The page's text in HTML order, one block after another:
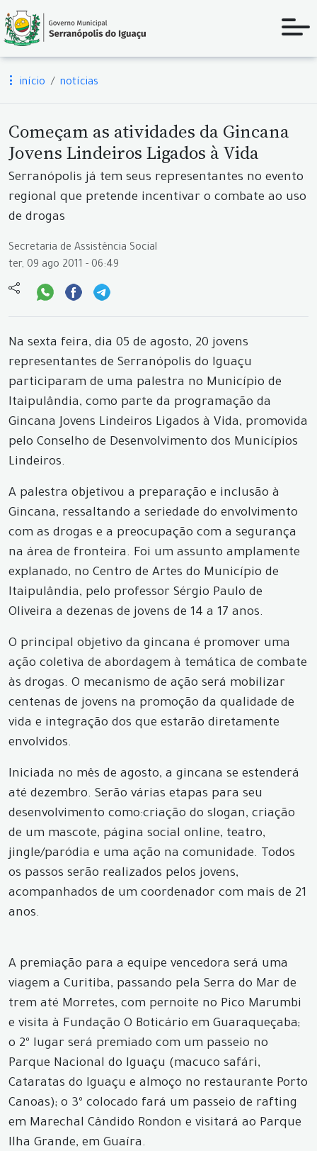
início notícias
Começam as atividades da Gincana
Jovens Lindeiros Ligados à Vida
Serranópolis já tem seus representantes no evento
regional que pretende incentivar o combate ao uso
de drogas
Secretaria de Assistência Social
ter, 09 ago 2011 - 06:49
Na sexta feira, dia 05 de agosto, 20 jovens
representantes de Serranópolis do Iguaçu
participaram de uma palestra no Município de
Itaipulândia, como parte da programação da
Gincana Jovens Lindeiros Ligados à Vida, promovida
pelo Conselho de Desenvolvimento dos Municípios
Lindeiros.
A palestra objetivou a preparação e inclusão à
Gincana, ressaltando a seriedade do envolvimento
com as drogas e a preocupação com a segurança
na área de fronteira. Foi um assunto amplamente
explanado, no Centro de Artes do Município de
Itaipulândia, pelo professor Sérgio Paulo de
Oliveira a dezenas de jovens de 14 a 17 anos.
O principal objetivo da gincana é promover uma
ação coletiva de abordagem à temática de combate
às drogas. O mecanismo de ação será mobilizar
centenas de jovens na promoção da qualidade de
vida e integração dos que estarão diretamente
envolvidos.
Iniciada no mês de agosto, a gincana se estenderá
até dezembro. Serão várias etapas para seu
desenvolvimento como:criação do slogan, criação
de um mascote, página social online, teatro,
jingle/paródia e uma ação na comunidade. Todos
os passos serão realizados pelos jovens,
acompanhados de um coordenador com mais de 21
anos.
A premiação para a equipe vencedora será uma
viagem a Curitiba, passando pela Serra do Mar de
trem até Morretes, com pernoite no Pico Marumbi
e visita à Fundação O Boticário em Guaraqueçaba;
o 2º lugar será premiado com um passeio no
Parque Nacional do Iguaçu (macuco safári,
Cataratas do Iguaçu e almoço no restaurante Porto
Canoas); o 3º colocado fará um passeio de rafting
em Marechal Cândido Rondon e visitará ao Parque
Ilha Grande, em Guaíra.